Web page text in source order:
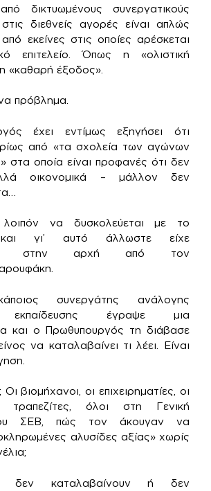
δικτυωμένους συνεργατικούς
διεθνείς αγορές είναι απλώς
εκείνες στις οποίες αρέσκεται
επιτελείο. Όπως η «ολιστική
«καθαρή έξοδος».
πρόβλημα.
έχει εντίμως εξηγήσει ότι
από «τα σχολεία των αγώνων
στα οποία είναι προφανές ότι δεν
οικονομικά – μάλλον δεν
λοιπόν να δυσκολεύεται με το
και γι’ αυτό άλλωστε είχε
στην αρχή από τον
συνεργάτης ανάλογης
εκπαίδευσης έγραψε μια
και ο Πρωθυπουργός τη διάβασε
να καταλαβαίνει τι λέει. Είναι
βιομήχανοι, οι επιχειρηματίες, οι
τραπεζίτες, όλοι στη Γενική
ΣΕΒ, πώς τον άκουγαν να
αλυσίδες αξίας» χωρίς
δεν καταλαβαίνουν ή δεν